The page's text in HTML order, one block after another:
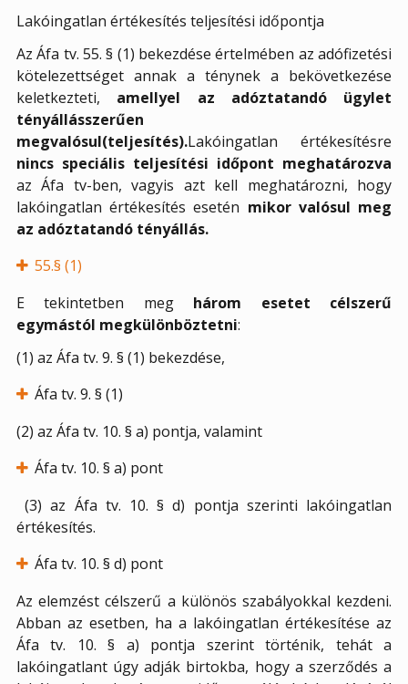
Lakóingatlan értékesítés teljesítési időpontja
Az Áfa tv. 55. § (1) bekezdése értelmében az adófizetési
kötelezettséget annak a ténynek a bekövetkezése
keletkezteti, amellyel az adóztatandó ügylet
tényállásszerűen
megvalósul(teljesítés).Lakóingatlan értékesítésre
nincs speciális teljesítési időpont meghatározva
az Áfa tv-ben, vagyis azt kell meghatározni, hogy
lakóingatlan értékesítés esetén mikor valósul meg
az adóztatandó tényállás.
55.§ (1)
E tekintetben meg három esetet célszerű
egymástól megkülönböztetni:
(1) az Áfa tv. 9. § (1) bekezdése,
Áfa tv. 9. § (1)
(2) az Áfa tv. 10. § a) pontja, valamint
Áfa tv. 10. § a) pont
(3) az Áfa tv. 10. § d) pontja szerinti lakóingatlan
értékesítés.
Áfa tv. 10. § d) pont
Az elemzést célszerű a különös szabályokkal kezdeni.
Abban az esetben, ha a lakóingatlan értékesítése az
Áfa tv. 10. § a) pontja szerint történik, tehát a
lakóingatlant úgy adják birtokba, hogy a szerződés a